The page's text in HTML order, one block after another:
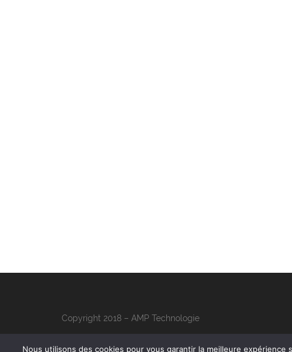
Copyright 2018 – AMP Technologie
Nous utilisons des cookies pour vous garantir la meilleure